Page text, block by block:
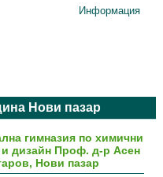
Информация
Нови пазар
гимназия по химични
и дизайн Проф. д-р Асен
Нови пазар